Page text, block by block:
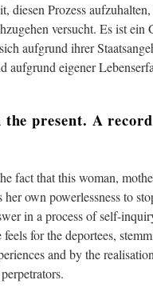
diesen Prozess
versucht. Es ist ein
aufgrund ihrer
aufgrund eigener
present. A
fact that this woman,
own powerlessness to
in a process of self-
for the deportees,
and by the